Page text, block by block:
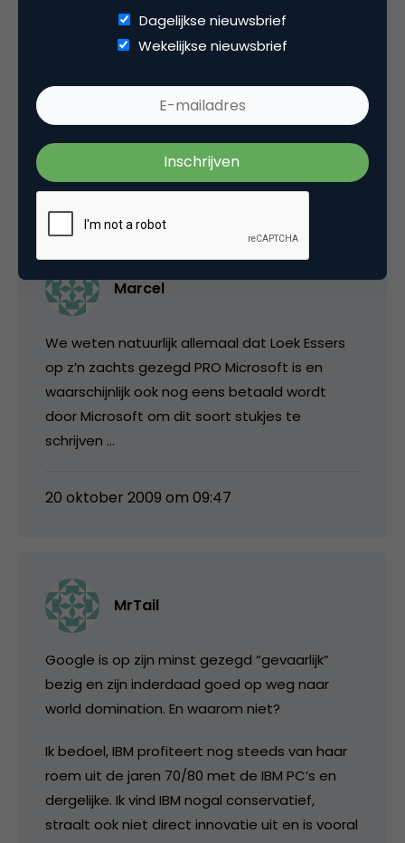
strip verhaal is o.i.d. 2.0-erigs.
betreft het doel van de reclame. Slim dat ze
twitter betrekken in het verhaal!
20 oktober 2009 om 09:39
Marcel
We weten natuurlijk allemaal dat Loek Essers
op z’n zachts gezegd PRO Microsoft is en
waarschijnlijk ook nog eens betaald wordt
door Microsoft om dit soort stukjes te
schrijven …
20 oktober 2009 om 09:47
MrTail
Google is op zijn minst gezegd “gevaarlijk”
bezig en zijn inderdaad goed op weg naar
world domination. En waarom niet?
Ik bedoel, IBM profiteert nog steeds van haar
roem uit de jaren 70/80 met de IBM PC’s en
dergelijke. Ik vind IBM nogal conservatief,
straalt ook niet direct innovatie uit en is vooral
Dagelijkse nieuwsbrief
Wekelijkse nieuwsbrief